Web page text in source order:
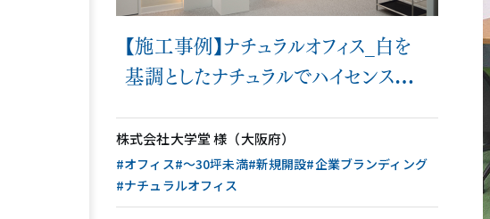
【施工事例】ナチュラルオフィス_白を
基調としたナチュラルでハイセンスな
株式会社大学堂 様（大阪府）
#オフィス#〜30坪未満#新規開設#企業ブランディング
#ナチュラルオフィス